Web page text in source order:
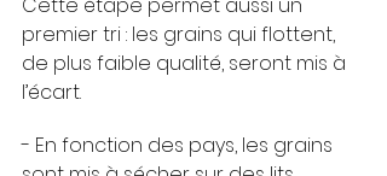
premier tri : les grains qui flottent,
de plus faible qualité, seront mis à
l’écart.
- En fonction des pays, les grains